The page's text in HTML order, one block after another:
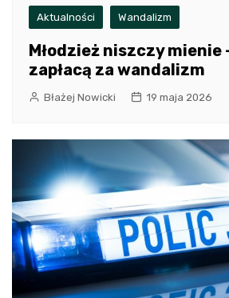
Aktualności Wandalizm
Młodzież niszczy mienie
zapłacą za wandalizm
Błażej Nowicki 19 maja 2026